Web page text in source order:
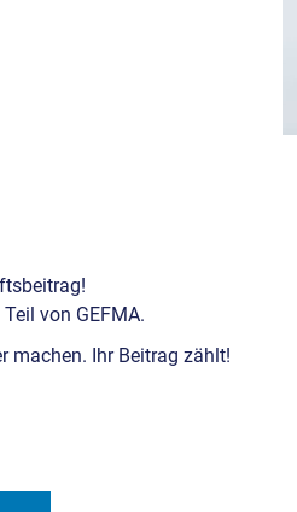
von GEFMA.
machen. Ihr Beitrag zählt!